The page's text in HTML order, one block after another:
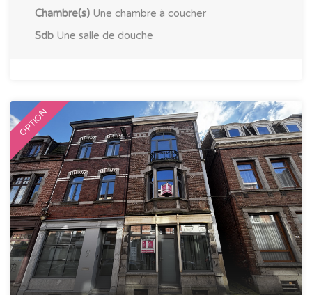
Chambre(s) Une chambre à coucher
Sdb Une salle de douche
OPTION